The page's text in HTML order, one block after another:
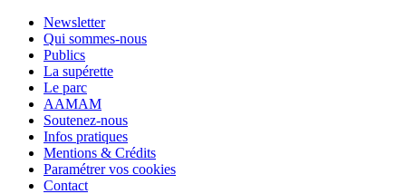
Newsletter
Qui sommes-nous
Publics
La supérette
Le parc
AAMAM
Soutenez-nous
Infos pratiques
Mentions & Crédits
Paramétrer vos cookies
Contact